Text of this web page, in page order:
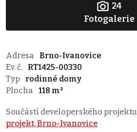
24
Fotogalerie
Adresa
Brno-Ivanovice
Ev. č.
RT1425-00330
Typ
rodinné domy
Plocha
118 m²
Součástí developerského projektu
projekt, Brno-Ivanovice